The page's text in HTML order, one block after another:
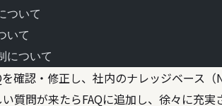
ついて
いて
について
を確認・修正し、社内のナレッジベース
質問が来たらFAQに追加し、徐々に充実